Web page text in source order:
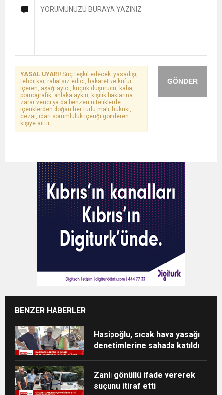
GÖNDER
YASAL UYARI! Suç teşkil edecek, yasadışı,
tehditkar, rahatsız edici, hakaret ve küfür
içeren, aşağılayıcı, küçük düşürücü, kaba,
pornografik, ahlaka aykırı, kişilik haklarına
zarar verici ya da benzeri niteliklerde
içeriklerden doğan her türlü mali, hukuki,
cezai, idari sorumluluk içeriği gönderen
kişiye aittir.
BENZER HABERLER
Hasipoğlu, sıcak hava yasağı
denetimlerine sahada katıldı
Zanlı gönüllü ifade vererek
suçunu itiraf etti